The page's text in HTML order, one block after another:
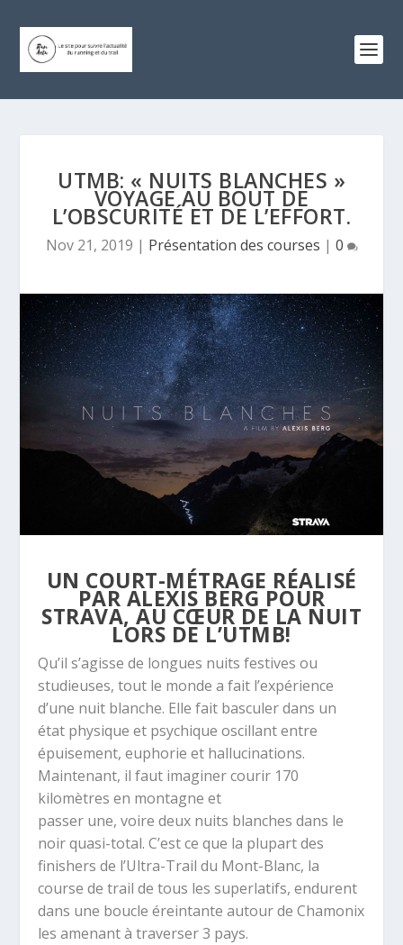
UTMB: « NUITS BLANCHES »
VOYAGE AU BOUT DE
L’OBSCURITÉ ET DE L’EFFORT.
Nov 21, 2019 | Présentation des courses | 0
UN COURT-MÉTRAGE RÉALISÉ
PAR ALEXIS BERG POUR
STRAVA, AU CŒUR DE LA NUIT
LORS DE L’UTMB!
Qu’il s’agisse de longues nuits festives ou
studieuses, tout le monde a fait l’expérience
d’une nuit blanche. Elle fait basculer dans un
état physique et psychique oscillant entre
épuisement, euphorie et hallucinations.
Maintenant, il faut imaginer courir 170
kilomètres en montagne et
passer une, voire deux nuits blanches dans le
noir quasi-total. C’est ce que la plupart des
finishers de l’Ultra-Trail du Mont-Blanc, la
course de trail de tous les superlatifs, endurent
dans une boucle éreintante autour de Chamonix
les amenant à traverser 3 pays.